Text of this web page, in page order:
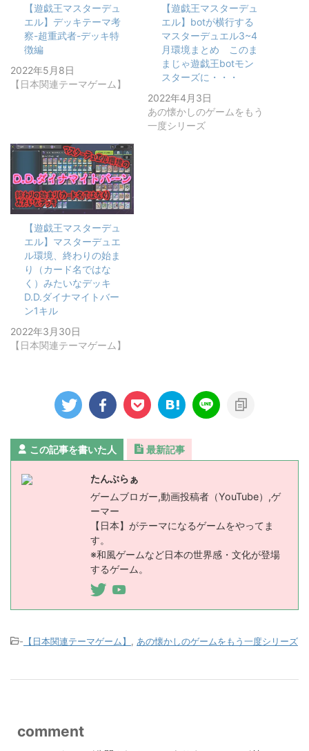
【遊戯王マスターデュ
エル】デッキテーマ考
察-超重武者-デッキ特
徴編
2022年5月8日
【日本関連テーマゲーム】
【遊戯王マスターデュ
エル】botが横行する
マスターデュエル3~4
月環境まとめ このま
まじゃ遊戯王botモン
スターズに・・・
2022年4月3日
あの懐かしのゲームをもう
一度シリーズ
【遊戯王マスターデュ
エル】マスターデュエ
ル環境、終わりの始ま
り（カード名ではな
く）みたいなデッキ
D.D.ダイナマイトバー
ン1キル
2022年3月30日
【日本関連テーマゲーム】
この記事を書いた人 最新記事
たんぶらぁ
ゲームブロガー,動画投稿者（YouTube）,ゲ
ーマー
【日本】がテーマになるゲームをやってま
す。
※和風ゲームなど日本の世界感・文化が登場
するゲーム。
- 【日本関連テーマゲーム】 あの懐かしのゲームをもう一度シリーズ
comment